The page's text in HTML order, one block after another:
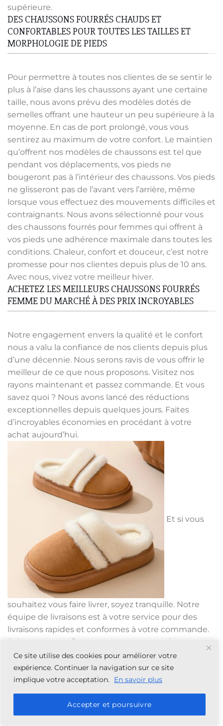
Ce site utilise des cookies pour améliorer votre
expérience. Continuer la navigation sur ce site
implique votre acceptation.
En savoir plus
Accepter et poursuivre
supérieure.
DES CHAUSSONS FOURRÉS CHAUDS ET
CONFORTABLES POUR TOUTES LES TAILLES ET
MORPHOLOGIE DE PIEDS
Pour permettre à toutes nos clientes de se sentir le
plus à l’aise dans les chaussons ayant une certaine
taille, nous avons prévu des modèles dotés de
semelles offrant une hauteur un peu supérieure à la
moyenne. En cas de port prolongé, vous vous
sentirez au maximum de votre confort. Le maintien
qu’offrent nos modèles de chaussons est tel que
pendant vos déplacements, vos pieds ne
bougeront pas à l’intérieur des chaussons. Vos pieds
ne glisseront pas de l’avant vers l’arrière, même
lorsque vous effectuez des mouvements difficiles et
contraignants. Nous avons sélectionné pour vous
des chaussons fourrés pour femmes qui offrent à
vos pieds une adhérence maximale dans toutes les
conditions. Chaleur, confort et douceur, c’est notre
promesse pour nos clientes depuis plus de 10 ans.
Avec nous, vivez votre meilleur hiver.
ACHETEZ LES MEILLEURS CHAUSSONS FOURRÉS
FEMME DU MARCHÉ À DES PRIX INCROYABLES
Notre engagement envers la qualité et le confort
nous a valu la confiance de nos clients depuis plus
d’une décennie. Nous serons ravis de vous offrir le
meilleur de ce que nous proposons. Visitez nos
rayons maintenant et passez commande. Et vous
savez quoi ? Nous avons lancé des réductions
exceptionnelles depuis quelques jours. Faites
d’incroyables économies en procédant à votre
achat aujourd’hui.
Et si vous
souhaitez vous faire livrer, soyez tranquille. Notre
équipe de livraisons est à votre service pour des
livraisons rapides et conformes à votre commande.
Faites-nous confiance. Nous vous garantissons une
expérience client inoubliable.
RESTEZ À LA MAISON DE MANIÈRE STYLÉE GRÂCE
À NOS MOTIFS ET AUX COULEURS
En plus d’être confortables, les chaussons fourrés de